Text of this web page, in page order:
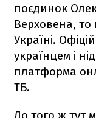
поєдинок
Верховена,
Україні.
українцем і
платформа
ТБ.
До того ж тут